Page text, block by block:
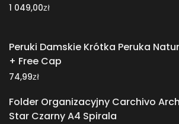
1 049,00zł
Peruki Damskie Krótka Peruka
+ Free Cap
74,99zł
Folder Organizacyjny Carchivo
Star Czarny A4 Spirala